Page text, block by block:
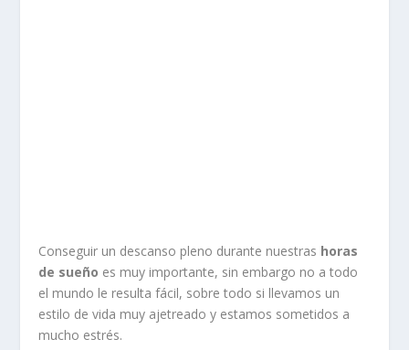
Conseguir un descanso pleno durante nuestras horas
de sueño es muy importante, sin embargo no a todo
el mundo le resulta fácil, sobre todo si llevamos un
estilo de vida muy ajetreado y estamos sometidos a
mucho estrés.